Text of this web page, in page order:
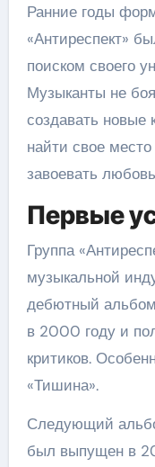
Ранние годы
«Антиреспект»
поиском своего
Музыканты не
создавать новые
найти свое
завоевать
Первые
Группа
музыкальной
дебютный
в 2000 году и
критиков.
«Тишина».
Следующий
был выпущен в